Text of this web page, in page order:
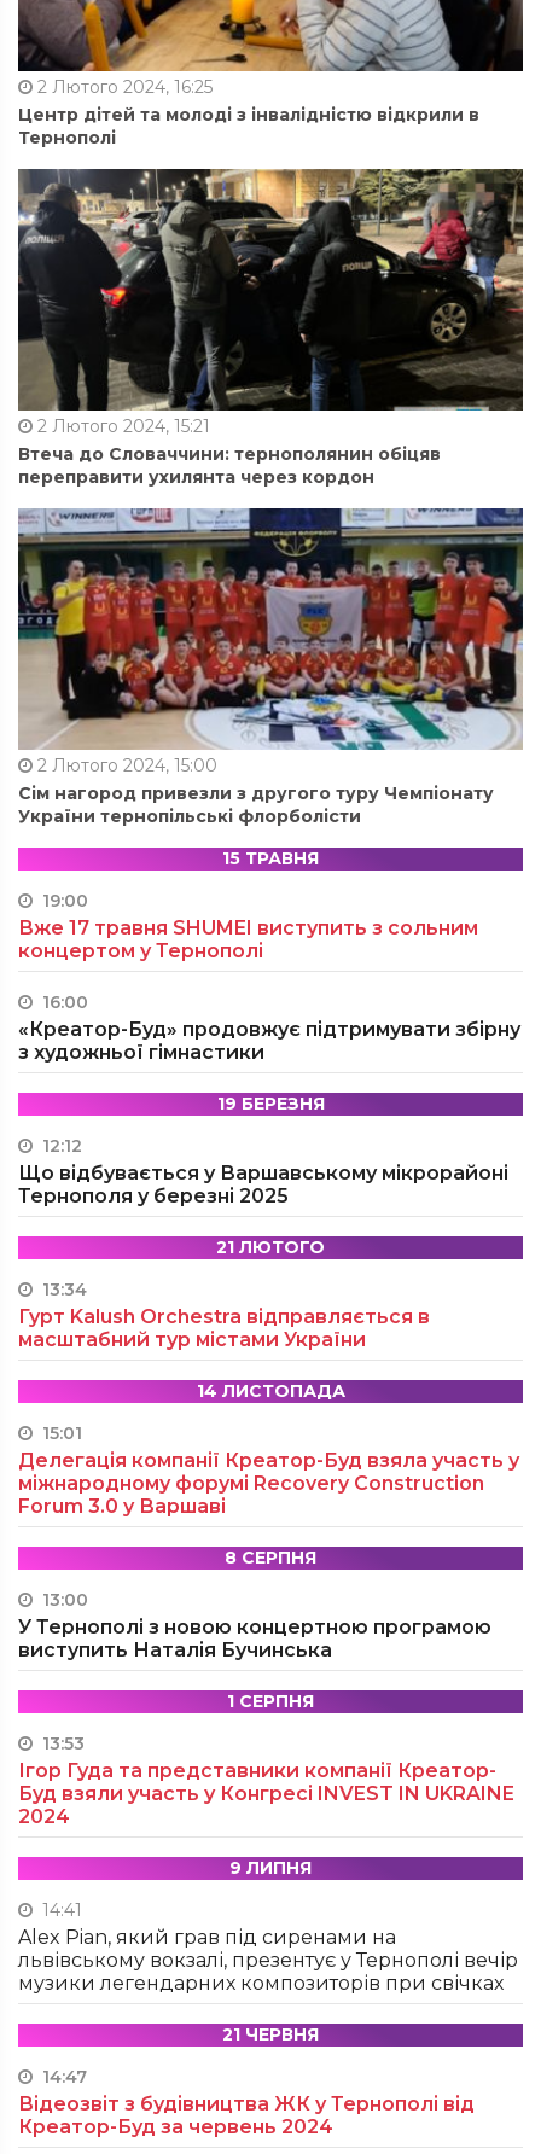
2 Лютого 2024, 16:25
Центр дітей та молоді з інвалідністю відкрили в
Тернополі
2 Лютого 2024, 15:21
Втеча до Словаччини: тернополянин обіцяв
переправити ухилянта через кордон
2 Лютого 2024, 15:00
Сім нагород привезли з другого туру Чемпіонату
України тернопільські флорболісти
15 ТРАВНЯ
19:00
Вже 17 травня SHUMEI виступить з сольним
концертом у Тернополі
16:00
«Креатор-Буд» продовжує підтримувати збірну
з художньої гімнастики
19 БЕРЕЗНЯ
12:12
Що відбувається у Варшавському мікрорайоні
Тернополя у березні 2025
21 ЛЮТОГО
13:34
Гурт Kalush Orchestra відправляється в
масштабний тур містами України
14 ЛИСТОПАДА
15:01
Делегація компанії Креатор-Буд взяла участь у
міжнародному форумі Recovery Construction
Forum 3.0 у Варшаві
8 СЕРПНЯ
13:00
У Тернополі з новою концертною програмою
виступить Наталія Бучинська
1 СЕРПНЯ
13:53
Ігор Гуда та представники компанії Креатор-
Буд взяли участь у Конгресі INVEST IN UKRAINE
2024
9 ЛИПНЯ
14:41
Alex Pian, який грав під сиренами на
львівському вокзалі, презентує у Тернополі вечір
музики легендарних композиторів при свічках
21 ЧЕРВНЯ
14:47
Відеозвіт з будівництва ЖК у Тернополі від
Креатор-Буд за червень 2024